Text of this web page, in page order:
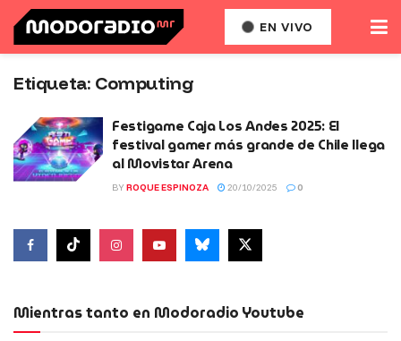
EN VIVO
Etiqueta: Computing
Festigame Caja Los Andes 2025: El
festival gamer más grande de Chile llega
al Movistar Arena
BY ROQUE ESPINOZA 20/10/2025 0
Mientras tanto en Modoradio Youtube